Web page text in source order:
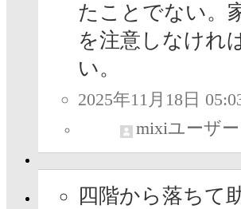
たことでない。
を注意しなけれ
い。
2025年11月18日
mixiユーザー
四階から落ちて